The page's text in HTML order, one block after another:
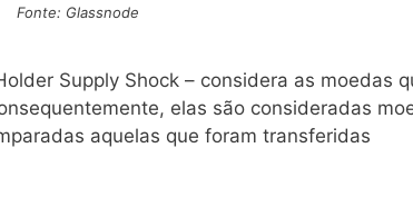
Fonte: Glassnode
Supply Shock – considera as moedas
elas são consideradas
aquelas que foram transferidas